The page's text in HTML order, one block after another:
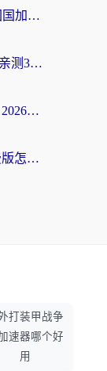
中国VPN评测：海外党2026最全回国加速器选择指南，告别地区限制不踩坑
雷神手游和hi龟龟好用吗？海外党亲测3款回国加速器，教你选对国外到国内加速器
在法国玩国内游戏用什么加速器？2026实测解决延迟卡顿的实用指南
海外党别愁！一键回国加速器免费版怎么选？从踩坑到流畅访问的全攻略
打装甲战争
速器哪个好
用